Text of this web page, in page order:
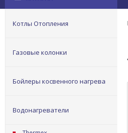
Котлы Отопления
Газовые колонки
Бойлеры косвенного нагрева
Водонагреватели